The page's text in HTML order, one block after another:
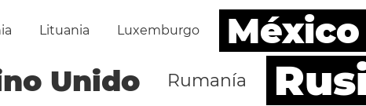
Lituania Luxemburgo México
Unido Rumanía